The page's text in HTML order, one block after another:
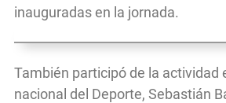
inauguradas en la jornada.
También participó de la actividad
nacional del Deporte, Sebastián